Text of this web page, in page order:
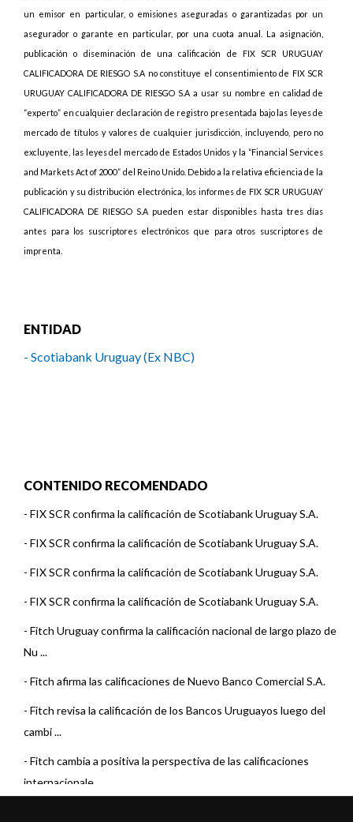
un emisor en particular, o emisiones aseguradas o garantizadas por un
asegurador o garante en particular, por una cuota anual. La asignación,
publicación o diseminación de una calificación de FIX SCR URUGUAY
CALIFICADORA DE RIESGO S.A no constituye el consentimiento de FIX SCR
URUGUAY CALIFICADORA DE RIESGO S.A a usar su nombre en calidad de
“experto” en cualquier declaración de registro presentada bajo las leyes de
mercado de títulos y valores de cualquier jurisdicción, incluyendo, pero no
excluyente, las leyes del mercado de Estados Unidos y la “Financial Services
and Markets Act of 2000” del Reino Unido. Debido a la relativa eficiencia de la
publicación y su distribución electrónica, los informes de FIX SCR URUGUAY
CALIFICADORA DE RIESGO S.A pueden estar disponibles hasta tres días
antes para los suscriptores electrónicos que para otros suscriptores de
imprenta.
ENTIDAD
- Scotiabank Uruguay (Ex NBC)
CONTENIDO RECOMENDADO
- FIX SCR confirma la calificación de Scotiabank Uruguay S.A.
- FIX SCR confirma la calificación de Scotiabank Uruguay S.A.
- FIX SCR confirma la calificación de Scotiabank Uruguay S.A.
- FIX SCR confirma la calificación de Scotiabank Uruguay S.A.
- Fitch Uruguay confirma la calificación nacional de largo plazo de
Nu ...
- Fitch afirma las calificaciones de Nuevo Banco Comercial S.A.
- Fitch revisa la calificación de los Bancos Uruguayos luego del
cambi ...
- Fitch cambia a positiva la perspectiva de las calificaciones
internacionale ...